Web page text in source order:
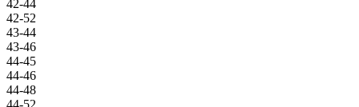
42-44
42-52
43-44
43-46
44-45
44-46
44-48
44-52